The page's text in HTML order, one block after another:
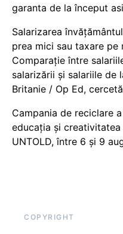
garanta de la început
Salarizarea
prea mici sau taxare pe
Comparație între
salarizării și salariile de
Britanie / Op Ed,
Campania de reciclare
educația și
UNTOLD, între 6 și 9
COPYRIGHT